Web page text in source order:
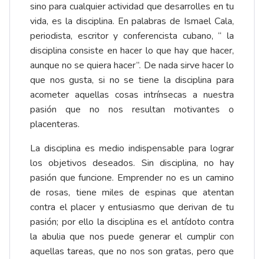
sino para cualquier actividad que desarrolles en tu
vida, es la disciplina. En palabras de Ismael Cala,
periodista, escritor y conferencista cubano, “ la
disciplina consiste en hacer lo que hay que hacer,
aunque no se quiera hacer”. De nada sirve hacer lo
que nos gusta, si no se tiene la disciplina para
acometer aquellas cosas intrínsecas a nuestra
pasión que no nos resultan motivantes o
placenteras.
La disciplina es medio indispensable para lograr
los objetivos deseados. Sin disciplina, no hay
pasión que funcione. Emprender no es un camino
de rosas, tiene miles de espinas que atentan
contra el placer y entusiasmo que derivan de tu
pasión; por ello la disciplina es el antídoto contra
la abulia que nos puede generar el cumplir con
aquellas tareas, que no nos son gratas, pero que